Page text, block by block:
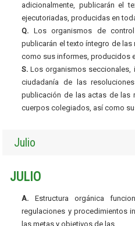
adicionalmente, publicarán el
ejecutoriadas, producidas en
Q. Los organismos de
publicarán el texto íntegro de
como sus informes, producidos
S. Los organismos seccionales,
ciudadanía de las
publicación de las actas de las
cuerpos colegiados, así como
Julio
JULIO
A. Estructura orgánica
regulaciones y procedimientos
las metas y objetivos de las